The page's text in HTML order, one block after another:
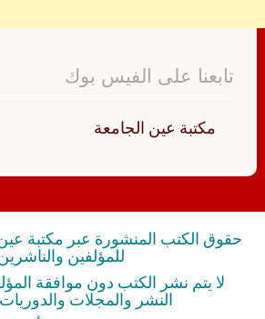
تابعنا على الفيس بوك
‏مكتبة عين الجامعة‏
حقوق الكتب المنشورة عبر مكتبة
للمؤلفين
لا يتم نشر الكتب دون موافقة
النشر والمجلات والدوريات